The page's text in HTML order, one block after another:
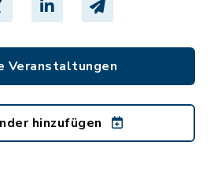
Veranstaltungen
hinzufügen